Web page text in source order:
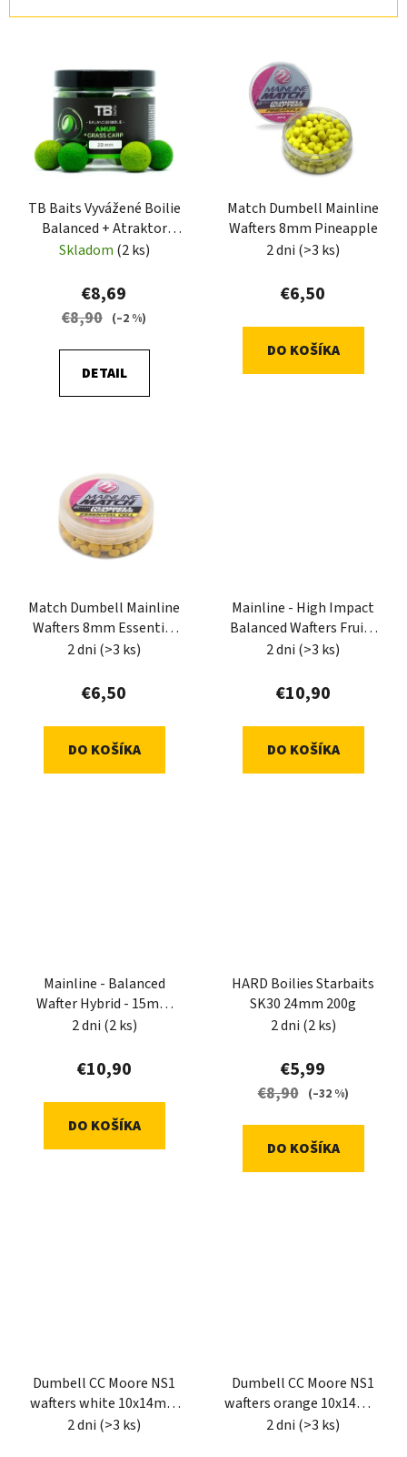
TB Baits Vyvážené Boilie
Balanced + Atraktor
Amur 100 g
Skladom (2 ks)
€8,69
€8,90 (–2 %)
DETAIL
Match Dumbell Mainline
Wafters 8mm Pineapple
2 dni (>3 ks)
€6,50
DO KOŠÍKA
Match Dumbell Mainline
Wafters 8mm Essential
Cell
2 dni (>3 ks)
€6,50
DO KOŠÍKA
Mainline - High Impact
Balanced Wafters Fruity
Tuna - 12mm 250ml
2 dni (>3 ks)
€10,90
DO KOŠÍKA
Mainline - Balanced
Wafter Hybrid - 15mm
250ml
2 dni (2 ks)
€10,90
DO KOŠÍKA
HARD Boilies Starbaits
SK30 24mm 200g
2 dni (2 ks)
€5,99
€8,90 (–32 %)
DO KOŠÍKA
Dumbell CC Moore NS1
wafters white 10x14mm
65ks
2 dni (>3 ks)
Dumbell CC Moore NS1
wafters orange 10x14mm
65ks
2 dni (>3 ks)